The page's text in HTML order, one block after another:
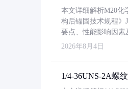
本文详细解析M20化
构后锚固技术规程》
要点、性能影响因素
2026年8月4日
1/4-36UNS-2A螺